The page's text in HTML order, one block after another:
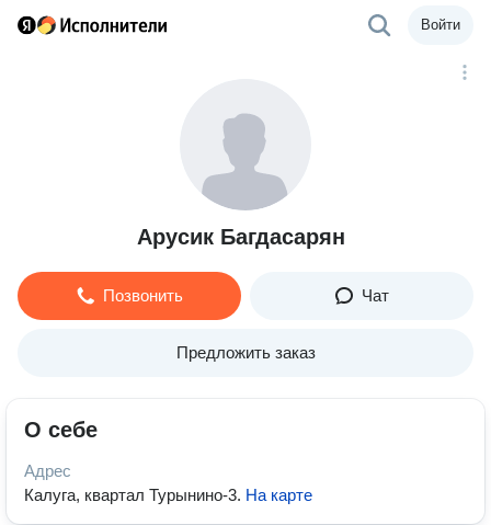
Войти
Арусик Багдасарян
Позвонить Чат
Предложить заказ
О себе
Адрес
Калуга, квартал Турынино-3. На карте